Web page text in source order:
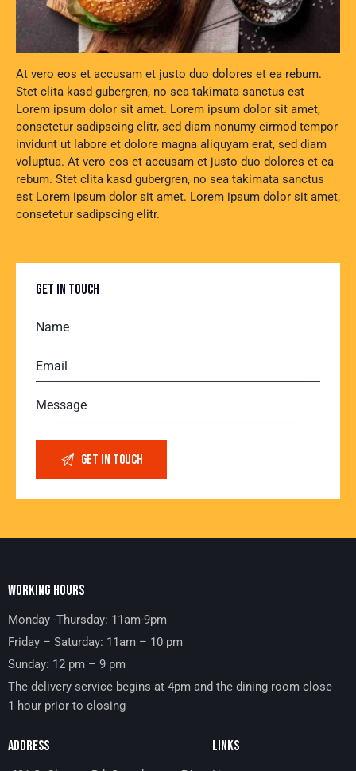
At vero eos et accusam et justo duo dolores et ea rebum.
Stet clita kasd gubergren, no sea takimata sanctus est
Lorem ipsum dolor sit amet. Lorem ipsum dolor sit amet,
consetetur sadipscing elitr, sed diam nonumy eirmod tempor
invidunt ut labore et dolore magna aliquyam erat, sed diam
voluptua. At vero eos et accusam et justo duo dolores et ea
rebum. Stet clita kasd gubergren, no sea takimata sanctus
est Lorem ipsum dolor sit amet. Lorem ipsum dolor sit amet,
consetetur sadipscing elitr.
GET IN TOUCH
WORKING HOURS
Monday -Thursday: 11am-9pm
Friday – Saturday: 11am – 10 pm
Sunday: 12 pm – 9 pm
The delivery service begins at 4pm and the dining room close
1 hour prior to closing
ADDRESS LINKS